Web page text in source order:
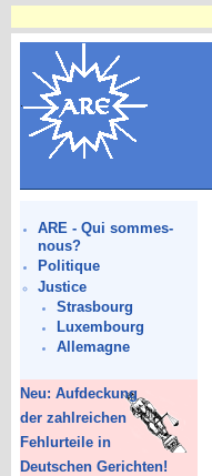
ARE - Qui sommes-
nous?
Politique
Justice
Strasbourg
Luxembourg
Allemagne
Neu: Aufdeckung
der zahlreichen
Fehlurteile in
Deutschen Gerichten!